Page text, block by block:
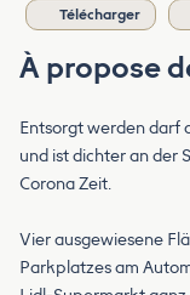
Télécharger
À propose
Entsorgt werden darf
und ist dichter an der
Corona Zeit.
Vier ausgewiesene
Parkplatzes am